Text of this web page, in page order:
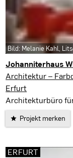
Johanniterhaus
Wittenberg
Architektur –
Erfurt
Architekturbüro
Projekt merken
Bild: Melanie Kahl,
ERFURT